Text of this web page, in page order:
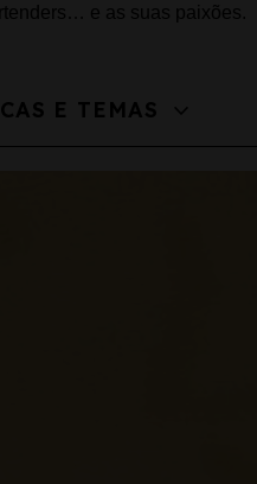
e as suas paixões.
E TEMAS expand_more